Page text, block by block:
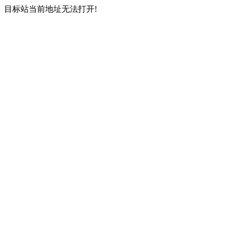
目标站当前地址无法打开!